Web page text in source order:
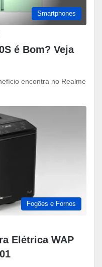
Smartphones
é Bom? Veja
encontra no Realme
Fogões e Fornos
Elétrica WAP